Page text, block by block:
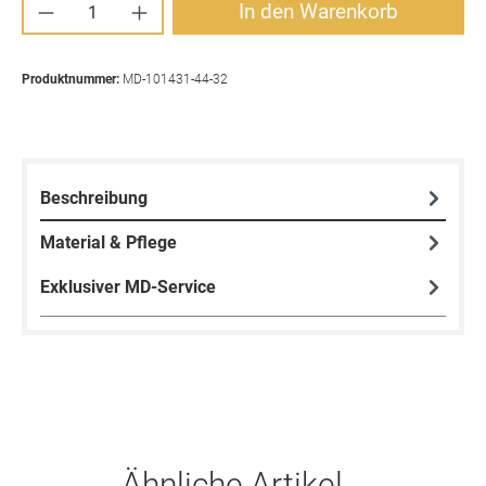
In den Warenkorb
Produktnummer: MD-101431-44-32
Beschreibung
Material & Pflege
Exklusiver MD-Service